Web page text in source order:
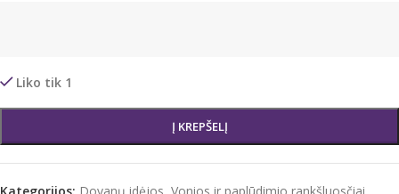
Liko tik 1
Į KREPŠELĮ